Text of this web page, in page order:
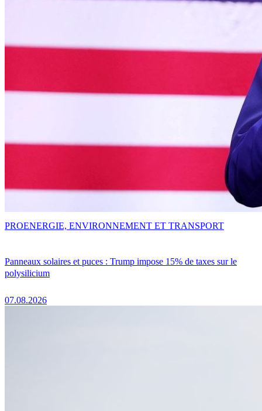
Panneaux solaires et puces : Trump impose 15% de taxes sur le
polysilicium
07.08.2026
PROENERGIE, ENVIRONNEMENT ET TRANSPORT